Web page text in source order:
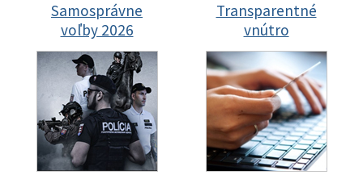
Samosprávne
voľby 2026
Transparentné
vnútro